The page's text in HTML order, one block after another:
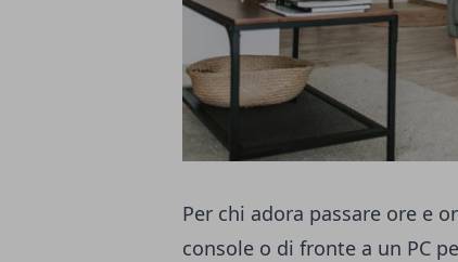
Per chi adora passare ore e
console o di fronte a un PC